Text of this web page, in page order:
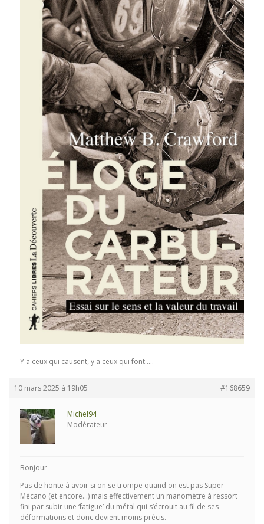
Y a ceux qui causent, y a ceux qui font.....
10 mars 2025 à 19h05 #168659
Michel94
Modérateur
Bonjour
Pas de honte à avoir si on se trompe quand on est pas Super
Mécano (et encore…) mais effectivement un manomètre à ressort
fini par subir une ‘fatigue’ du métal qui s’écrouit au fil de ses
déformations et donc devient moins précis.